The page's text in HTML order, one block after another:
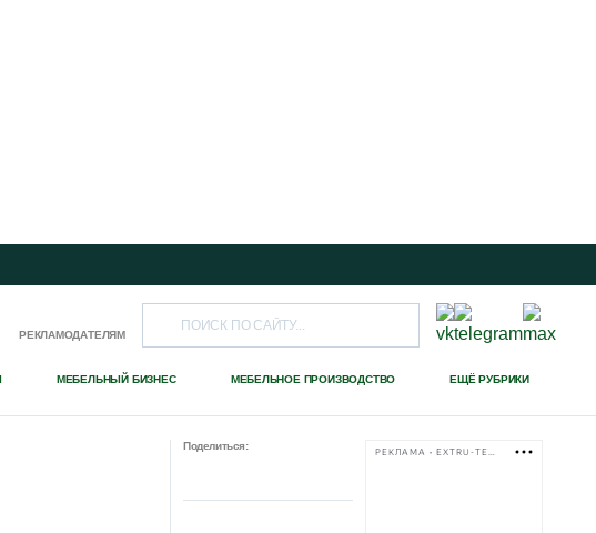
РЕКЛАМОДАТЕЛЯМ
МЕБЕЛЬНЫЙ БИЗНЕС МЕБЕЛЬНОЕ ПРОИЗВОДСТВО ЕЩЁ РУБРИКИ
Поделиться: